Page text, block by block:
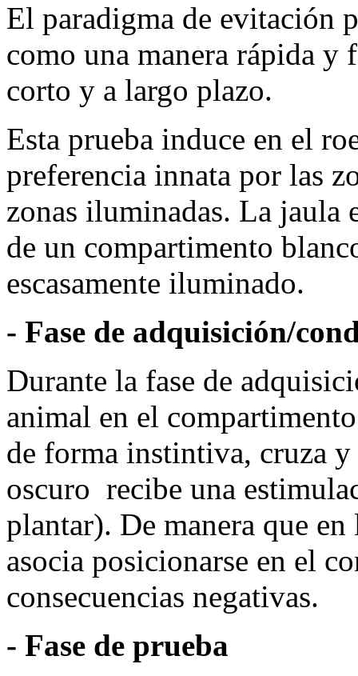
El paradigma de evitación
como una manera rápida
corto y a largo plazo.
Esta prueba induce en el
preferencia innata por las
zonas iluminadas. La jaula
de un compartimento
escasamente iluminado.
- Fase de adquisición/
Durante la fase de
animal en el
de forma instintiva, cruza
oscuro recibe una
plantar). De manera que
asocia posicionarse en el
consecuencias negativas.
- Fase de prueba